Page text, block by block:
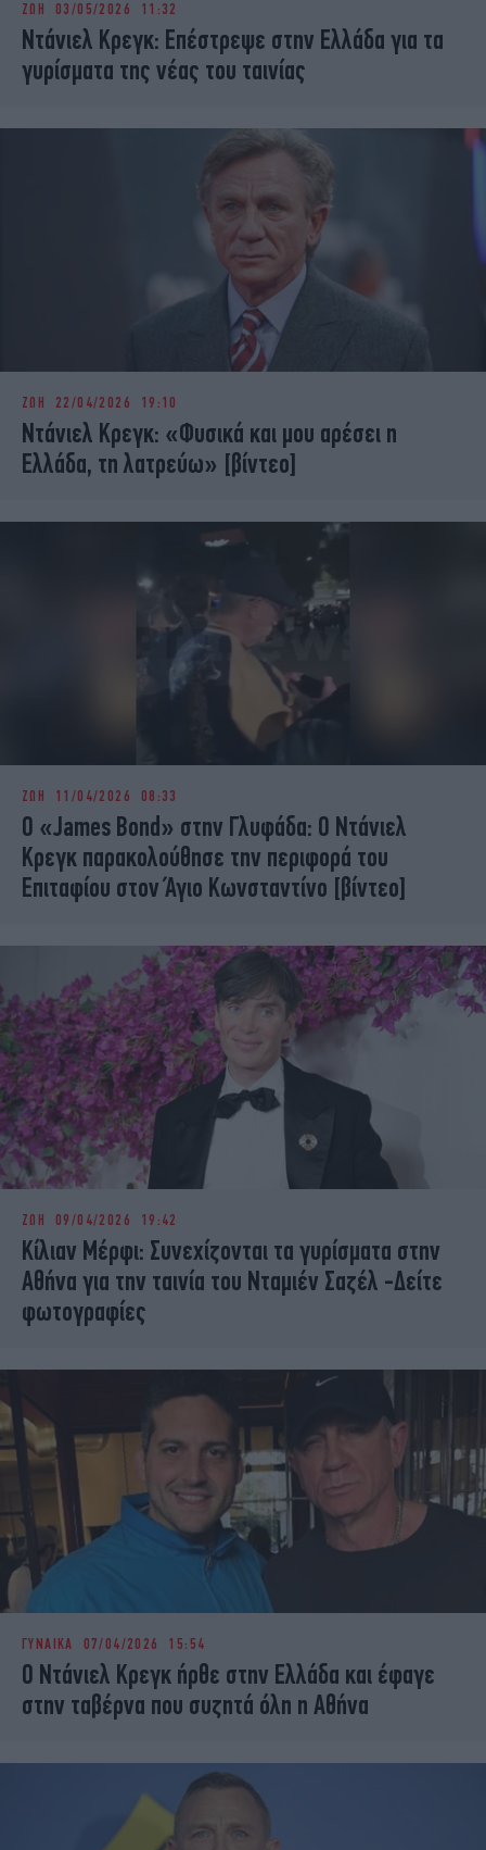
iBOOKS
OSCARS
THE OCEAN
MEDIA
ELAMEFORA
NEWSLETTER
ΖΩΗ 03/05/2026 11:32
Ντάνιελ Κρεγκ: Επέστρεψε στην Ελλάδα για τα
γυρίσματα της νέας του ταινίας
ΖΩΗ 22/04/2026 19:10
Ντάνιελ Κρεγκ: «Φυσικά και μου αρέσει η
Ελλάδα, τη λατρεύω» [βίντεο]
ΖΩΗ 11/04/2026 08:33
Ο «James Bond» στην Γλυφάδα: Ο Ντάνιελ
Κρεγκ παρακολούθησε την περιφορά του
Επιταφίου στον Άγιο Κωνσταντίνο [βίντεο]
ΖΩΗ 09/04/2026 19:42
Κίλιαν Μέρφι: Συνεχίζονται τα γυρίσματα στην
Αθήνα για την ταινία του Νταμιέν Σαζέλ -Δείτε
φωτογραφίες
ΓΥΝΑΙΚΑ 07/04/2026 15:54
Ο Ντάνιελ Κρεγκ ήρθε στην Ελλάδα και έφαγε
στην ταβέρνα που συζητά όλη η Αθήνα